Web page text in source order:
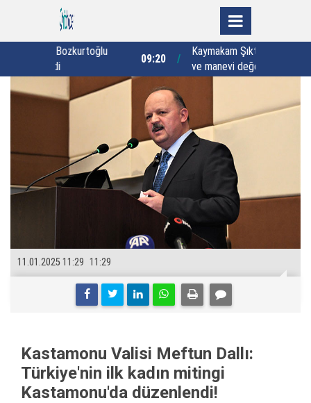
09:20
Kaymakam Şıktaş, çocuklara milli
ve manevi değerleri hatırlattı
11:29
11.01.2025 11:29
Kastamonu Valisi Meftun Dallı:
Türkiye'nin ilk kadın mitingi
Kastamonu'da düzenlendi!